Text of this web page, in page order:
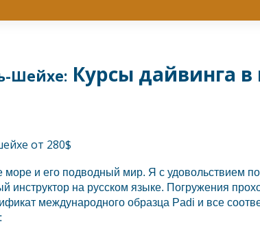
Шейхе: Курсы дайвинга
море и его подводный мир. Я с удовольствием
инструктор на русском языке. Погружения
международного образца Padi и все